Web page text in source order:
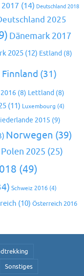
(14) Deutschland 2018
2025
Dänemark 2017
2025(12) Estland (8)
Finnland (31)
(8) Lettland (8)
(11) Luxembourg (4)
2015 (9)
Norwegen (39)
Polen 2025 (25)
(49)
Schweiz 2016 (4)
(10) Österreich 2016
Sonstiges